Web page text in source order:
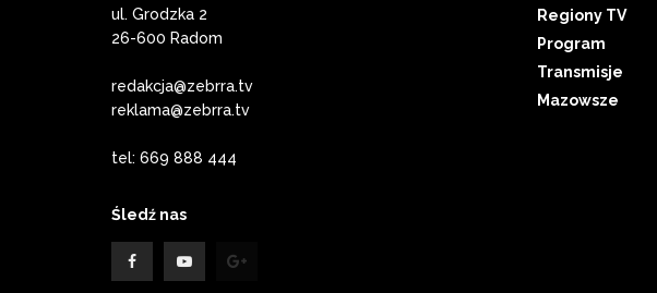
ul. Grodzka 2
26-600 Radom
redakcja@zebrra.tv
reklama@zebrra.tv
tel: 669 888 444
Śledź nas
Regiony TV
Program
Transmisje
Mazowsze